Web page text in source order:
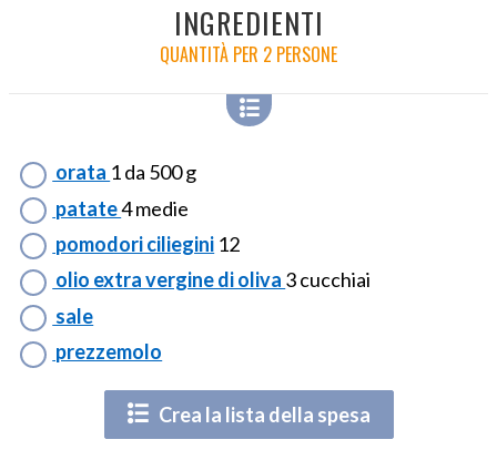
INGREDIENTI
QUANTITÀ PER 2 PERSONE
orata 1 da 500 g
patate4 medie
pomodori ciliegini 12
olio extra vergine di oliva 3 cucchiai
sale
prezzemolo
Crea la lista della spesa